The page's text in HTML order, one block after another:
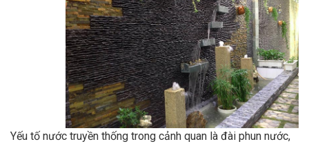
Yếu tố nước truyền thống trong cảnh quan là đài phun nước,